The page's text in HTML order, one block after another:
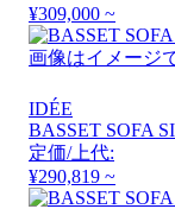
¥309,000 ~
画像はイメージ
IDÉE
BASSET SOFA
定価/上代:
¥290,819 ~